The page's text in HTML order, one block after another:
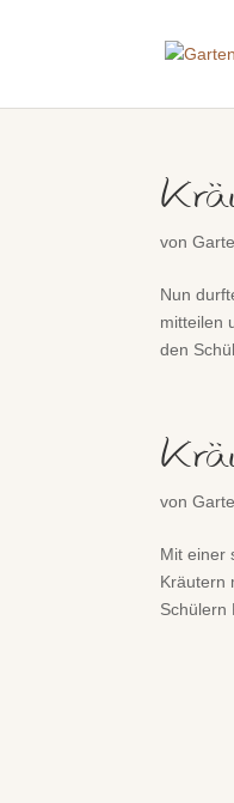
von
Nun
mitteilen
den
von
Mit einer
Kräutern
Schülern